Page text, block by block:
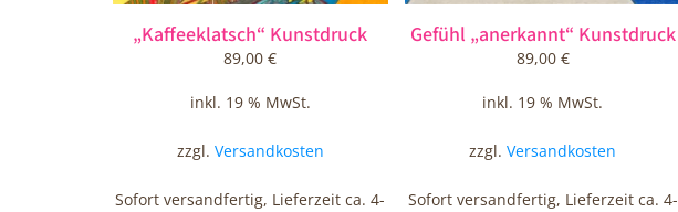
„Kaffeeklatsch“ Kunstdruck
89,00€
inkl. 19 % MwSt.
zzgl. Versandkosten
Sofort versandfertig, Lieferzeit ca. 4-
Gefühl „anerkannt“ Kunstdruck
89,00 €
inkl. 19 % MwSt.
zzgl.Versandkosten
Sofort versandfertig, Lieferzeit ca. 4-